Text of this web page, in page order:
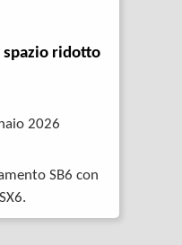
spazio ridotto
2026
SB6 con